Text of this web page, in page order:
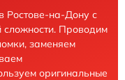
Ростове-на-Дону с
сложности. Проводим
заменяем
оригинальные